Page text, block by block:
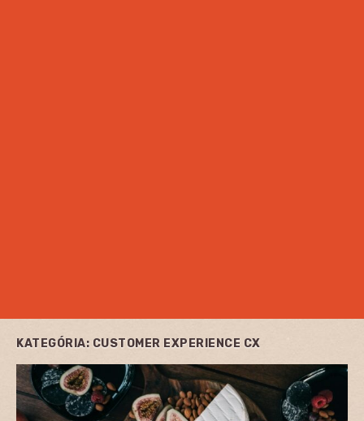
KATEGÓRIA: CUSTOMER EXPERIENCE CX